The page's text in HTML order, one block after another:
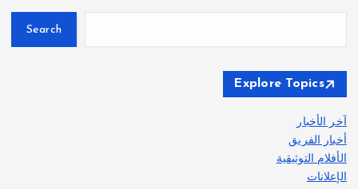
Search
Explore Topics
آخر الأخبار
أخبار الفريق
الأفلام التوثيقية
الإعلانات